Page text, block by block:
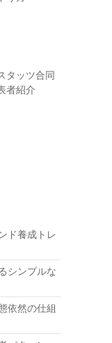
タッツ合同
者紹介
ド養成トレ
シンプルな
依然の仕組